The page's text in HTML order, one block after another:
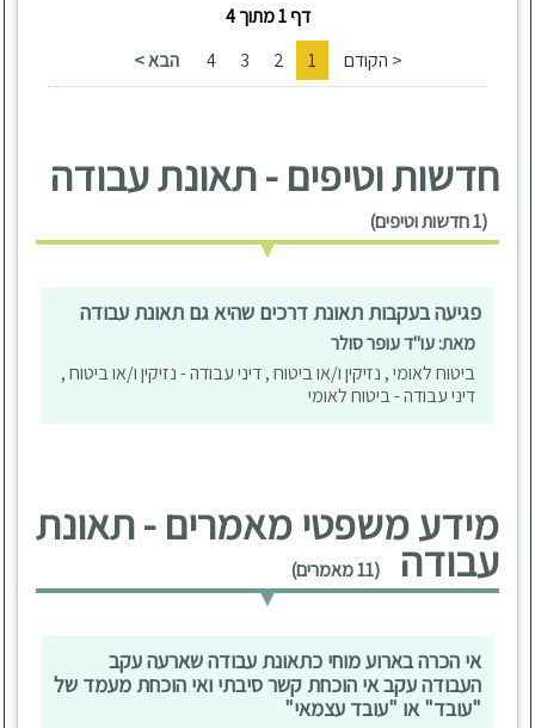
דף 1 מתוך 4
< הקודם
1
2
3
4 הבא >
חדשות וטיפים - תאונת עבודה
(1 חדשות וטיפים)
פגיעה בעקבות תאונת דרכים שהיא גם תאונת עבודה
מאת: עו"ד עופר סולר
ביטוח לאומי , נזיקין ו/או ביטוח , דיני עבודה - נזיקין ו/או ביטוח ,
דיני עבודה - ביטוח לאומי
מידע משפטי מאמרים - תאונת
עבודה (11 מאמרים)
אי הכרה בארוע מוחי כתאונת עבודה שארעה עקב
העבודה עקב אי הוכחת קשר סיבתי ואי הוכחת מעמד של
"עובד" או "עובד עצמאי"